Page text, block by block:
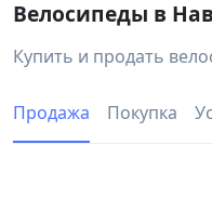
Велосипеды в
Купить и продать
Продажа Покупка